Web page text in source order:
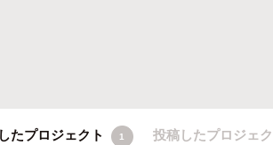
たプロジェクト 1 投稿したプロジェ